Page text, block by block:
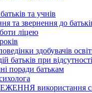
та учнів
та звернення до
ліцею
здобувачів
батьків при
поради батькам
використання